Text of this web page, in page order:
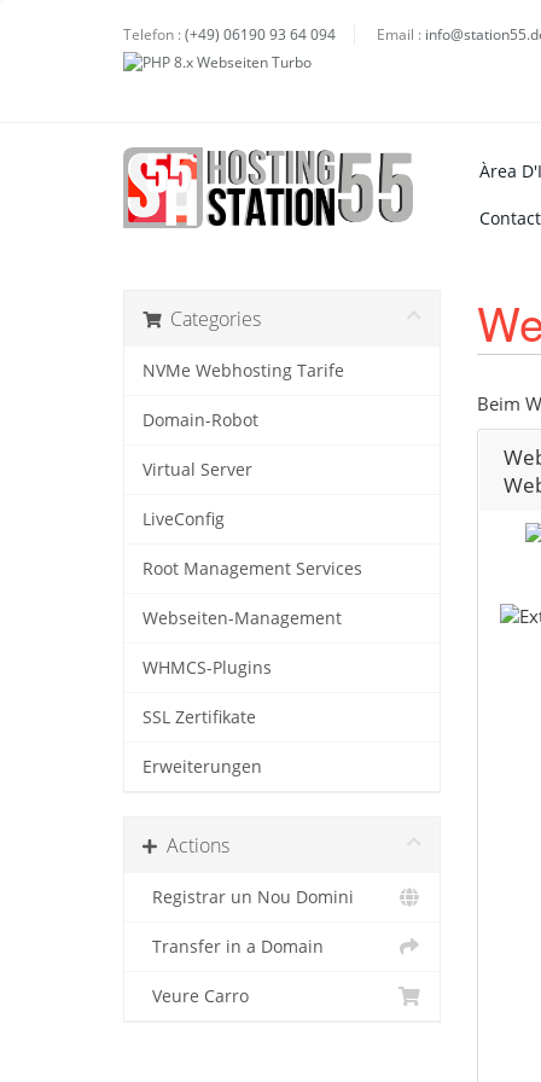
Telefon : (+49) 06190 93 64 094 Email :
Àrea
Categories
NVMe Webhosting Tarife
Domain-Robot
Virtual Server
LiveConfig
Root Management Services
Webseiten-Management
WHMCS-Plugins
SSL Zertifikate
Erweiterungen
Actions
Registrar un Nou Domini
Transfer in a Domain
Veure Carro
Beim